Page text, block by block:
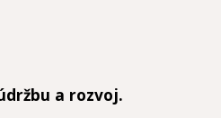
a rozvoj.